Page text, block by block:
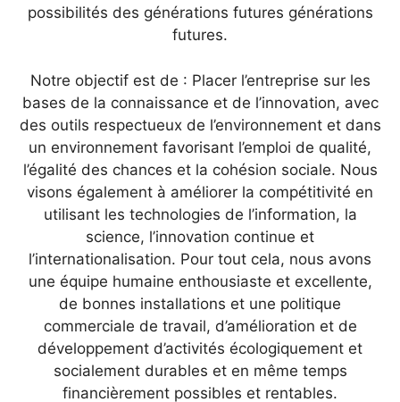
possibilités des générations futures générations
futures.
Notre objectif est de : Placer l’entreprise sur les
bases de la connaissance et de l’innovation, avec
des outils respectueux de l’environnement et dans
un environnement favorisant l’emploi de qualité,
l’égalité des chances et la cohésion sociale. Nous
visons également à améliorer la compétitivité en
utilisant les technologies de l’information, la
science, l’innovation continue et
l’internationalisation. Pour tout cela, nous avons
une équipe humaine enthousiaste et excellente,
de bonnes installations et une politique
commerciale de travail, d’amélioration et de
développement d’activités écologiquement et
socialement durables et en même temps
financièrement possibles et rentables.